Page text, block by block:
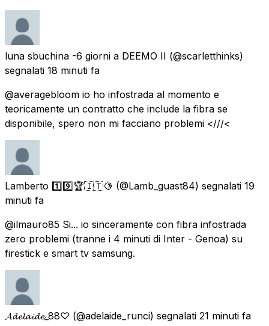
luna sbuchina -6 giorni a DEEMO II (@scarletthinks)
segnalati 18 minuti fa
@averagebloom io ho infostrada al momento e
teoricamente un contratto che include la fibra se
disponibile, spero non mi facciano problemi <///<
Lamberto 1️⃣9️⃣🏆🇮🇹🍋 (@Lamb_guast84) segnalati 19
minuti fa
@ilmauro85 Si... io sinceramente con fibra infostrada
zero problemi (tranne i 4 minuti di Inter - Genoa) su
firestick e smart tv samsung.
𝓐𝓭𝓮𝓵𝓪𝓲𝓭𝓮_88♡ (@adelaide_runci) segnalati 21 minuti fa